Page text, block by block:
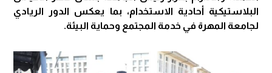
البلاستيكية أحادية الاستخدام، بما يعكس الدور الريادي
لجامعة المهرة في خدمة المجتمع وحماية البيئة.